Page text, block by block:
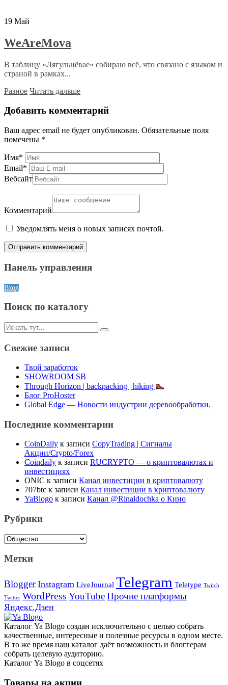
19 Май
WeAreMova
В таблицу «Лягульнёвае» собираю всё, что связано с языком и
страной в рамках...
Разное Читать дальше
Добавить комментарий
Ваш адрес email не будет опубликован. Обязательные поля
помечены *
Имя*
Email*
Вебсайт
Комментарий
Уведомлять меня о новых записях почтой.
Панель управления
Вход
Поиск по каталогу
Искать:
Свежие записи
Твой заработок
SHOWROOM SB
Through Horizon | backpacking | hiking
Блог ProHoster
Global Edge — Новости индустрии деревообработки.
Последние комментарии
CoinDaily к записи CopyTrading | Сигналы
Акции/Crypto/Forex
Coindaily к записи RUCRYPTO — о криптовалютах и
инвестициях
ONIC к записи Канал инвестиции в криптовалюту
707btc к записи Канал инвестиции в криптовалюту
YaBlogo к записи Канал @Rinaldochka о Кино
Рубрики
Рубрики
Метки
Blogger Instagram LiveJournal Telegram Teletype Twitch
Twitter WordPress YouTubeПрочие платформы
Яндекс.Дзен
Каталог Ya Blogo создан исключительно с целью собрать
качественные, интересные и полезные ресурсы в одном месте.
В то же время наш каталог даёт возможность и блоггерам
собрать целевую аудиторию.
Каталог Ya Blogo в соцсетях
Товары на акции